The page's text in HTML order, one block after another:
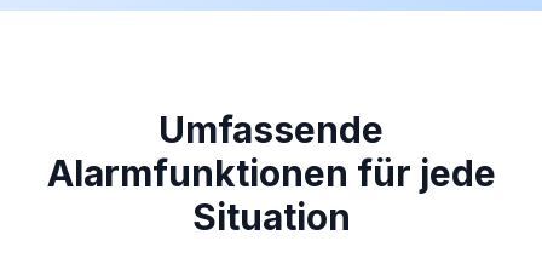
Umfassende
Alarmfunktionen für jede
Situation